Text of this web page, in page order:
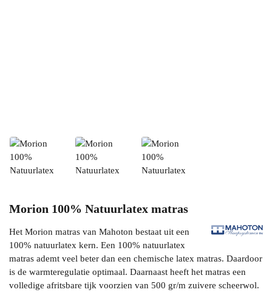
Morion 100% Natuurlatex matras
Het Morion matras van Mahoton bestaat uit een
100% natuurlatex kern. Een 100% natuurlatex
matras ademt veel beter dan een chemische latex matras. Daardoor
is de warmteregulatie optimaal. Daarnaast heeft het matras een
volledige afritsbare tijk voorzien van 500 gr/m zuivere scheerwol.